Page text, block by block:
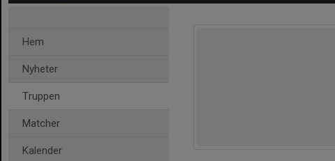
Hem
Nyheter
Truppen
Matcher
Kalender